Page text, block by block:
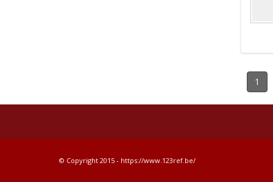
1
© Copyright 2015 - https://www.123ref.be/